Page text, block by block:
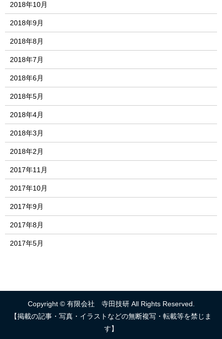
2018年10月
2018年9月
2018年8月
2018年7月
2018年6月
2018年5月
2018年4月
2018年3月
2018年2月
2017年11月
2017年10月
2017年9月
2017年8月
2017年5月
Copyright © 有限会社 寺田技研 All Rights Reserved.
【掲載の記事・写真・イラストなどの無断複写・転載等を禁じま
す】